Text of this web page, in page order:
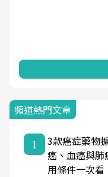
頻道熱門文章
1
3款癌症藥物
癌、血癌與
用條件一次看